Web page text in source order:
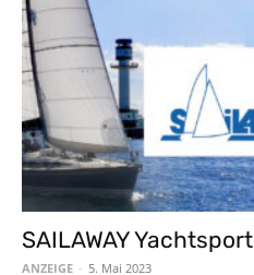
SAILAWAY Yachtsport
ANZEIGE - 5. Mai 2023